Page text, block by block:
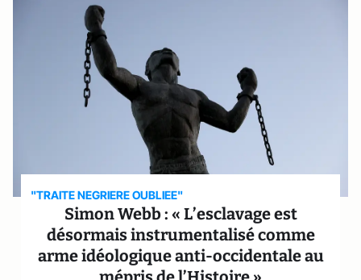
"TRAITE NEGRIERE OUBLIEE"
Simon Webb : « L’esclavage est
désormais instrumentalisé comme
arme idéologique anti-occidentale au